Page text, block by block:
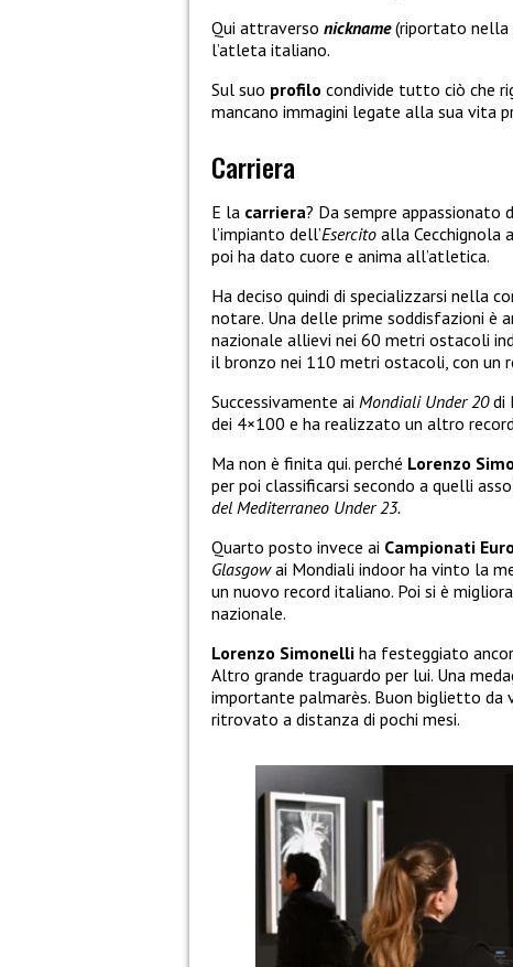
Qui attraverso nickname(riportato nella
l’atleta italiano.
Sul suo profilo condivide tutto ciò che
mancano immagini legate alla sua vita
Carriera
E la carriera? Da sempre appassionato
l’impianto dell’Esercito alla Cecchignola
poi ha dato cuore e anima all’atletica.
Ha deciso quindi di specializzarsi nella
notare. Una delle prime soddisfazioni è
nazionale allievi nei 60 metri ostacoli
il bronzo nei 110 metri ostacoli, con un
Successivamente ai Mondiali Under 20di
dei 4×100 e ha realizzato un altro
Ma non è finita qui. perché Lorenzo
per poi classificarsi secondo a quelli
del Mediterraneo Under 23.
Quarto posto invece ai Campionati
Glasgowai Mondiali indoor ha vinto la
un nuovo record italiano. Poi si è
nazionale.
Lorenzo Simonelli ha festeggiato
Altro grande traguardo per lui. Una
importante palmarès. Buon biglietto da
ritrovato a distanza di pochi mesi.